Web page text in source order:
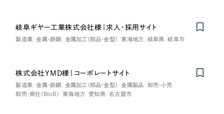
岐阜ギヤー工業株式会社様｜求人・採用サイト
製造業 金属・鉄鋼 金属加工（部品・金型） 東海地方 岐阜県 岐阜市
株式会社YMD様｜コーポレートサイト
製造業 金属・鉄鋼 金属加工（部品・金型） 金属製品
卸売・小売
卸売・商社（BtoB）
東海地方 愛知県 名古屋市